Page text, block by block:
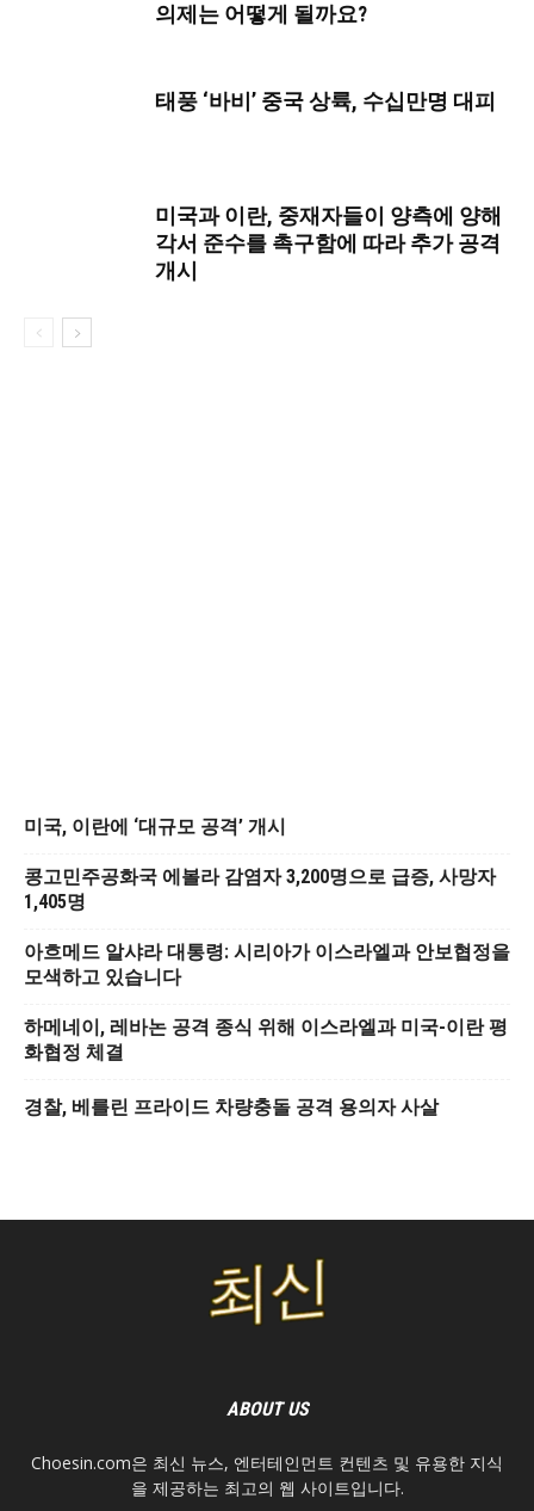
의제는 어떻게 될까요?
태풍 ‘바비’ 중국 상륙, 수십만명 대피
미국과 이란, 중재자들이 양측에 양해
각서 준수를 촉구함에 따라 추가 공격
개시
미국, 이란에 ‘대규모 공격’ 개시
콩고민주공화국 에볼라 감염자 3,200명으로 급증, 사망자
1,405명
아흐메드 알샤라 대통령: 시리아가 이스라엘과 안보협정을
모색하고 있습니다
하메네이, 레바논 공격 종식 위해 이스라엘과 미국-이란 평
화협정 체결
경찰, 베를린 프라이드 차량충돌 공격 용의자 사살
ABOUT US
Choesin.com은 최신 뉴스, 엔터테인먼트 컨텐츠 및 유용한 지식
을 제공하는 최고의 웹 사이트입니다.